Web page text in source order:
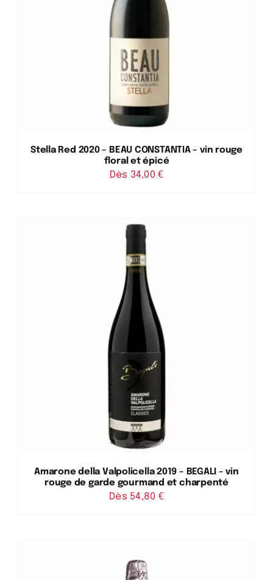
Stella Red 2020 – BEAU CONSTANTIA – vin rouge
floral et épicé
Dès 34,00€
Amarone della Valpolicella 2019 – BEGALI – vin
rouge de garde gourmand et charpenté
Dès 54,80 €